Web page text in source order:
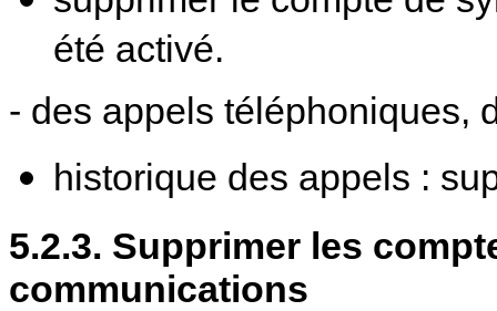
été activé.
- des appels téléphoniques,
historique des appels :
5.2.3. Supprimer les
communications